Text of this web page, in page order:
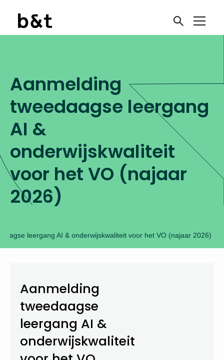
Aanmelding
tweedaagse leergang
AI &
onderwijskwaliteit
voor het VO (najaar
2026)
leergang AI & onderwijskwaliteit voor het VO (najaar 2026)
Aanmelding
tweedaagse
leergang AI &
onderwijskwaliteit